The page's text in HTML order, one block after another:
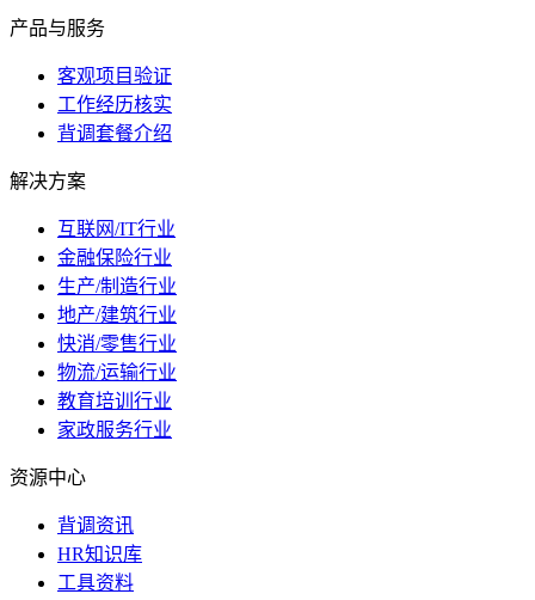
产品与服务
客观项目验证
工作经历核实
背调套餐介绍
解决方案
互联网/IT行业
金融保险行业
生产/制造行业
地产/建筑行业
快消/零售行业
物流/运输行业
教育培训行业
家政服务行业
资源中心
背调资讯
HR知识库
工具资料